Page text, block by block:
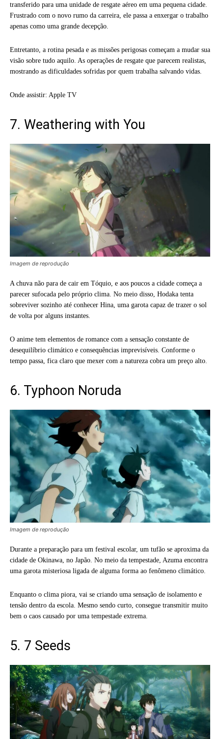
transferido para uma unidade de resgate aéreo em uma pequena cidade.
Frustrado com o novo rumo da carreira, ele passa a enxergar o trabalho
apenas como uma grande decepção.
Entretanto, a rotina pesada e as missões perigosas começam a mudar sua
visão sobre tudo aquilo. As operações de resgate que parecem realistas,
mostrando as dificuldades sofridas por quem trabalha salvando vidas.
Onde assistir: Apple TV
7. Weathering with You
Imagem de reprodução
A chuva não para de cair em Tóquio, e aos poucos a cidade começa a
parecer sufocada pelo próprio clima. No meio disso, Hodaka tenta
sobreviver sozinho até conhecer Hina, uma garota capaz de trazer o sol
de volta por alguns instantes.
O anime tem elementos de romance com a sensação constante de
desequilíbrio climático e consequências imprevisíveis. Conforme o
tempo passa, fica claro que mexer com a natureza cobra um preço alto.
6. Typhoon Noruda
Imagem de reprodução
Durante a preparação para um festival escolar, um tufão se aproxima da
cidade de Okinawa, no Japão. No meio da tempestade, Azuma encontra
uma garota misteriosa ligada de alguma forma ao fenômeno climático.
Enquanto o clima piora, vai se criando uma sensação de isolamento e
tensão dentro da escola. Mesmo sendo curto, consegue transmitir muito
bem o caos causado por uma tempestade extrema.
5. 7 Seeds